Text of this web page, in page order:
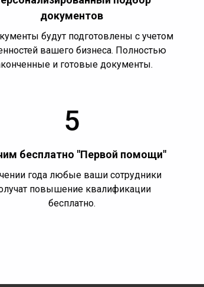
документов
будут подготовлены с учетом
вашего бизнеса. Полностью
и готовые документы.
5
бесплатно "Первой помощи"
года любые ваши сотрудники
повышение квалификации
бесплатно.